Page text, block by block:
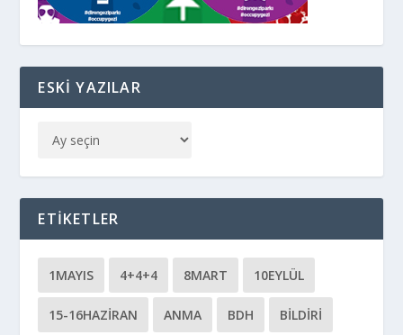
ESKI YAZILAR
ETIKETLER
1MAYIS 4+4+4 8MART 10EYLÜL
15-16HAZIRAN ANMA BDH BILDIRI